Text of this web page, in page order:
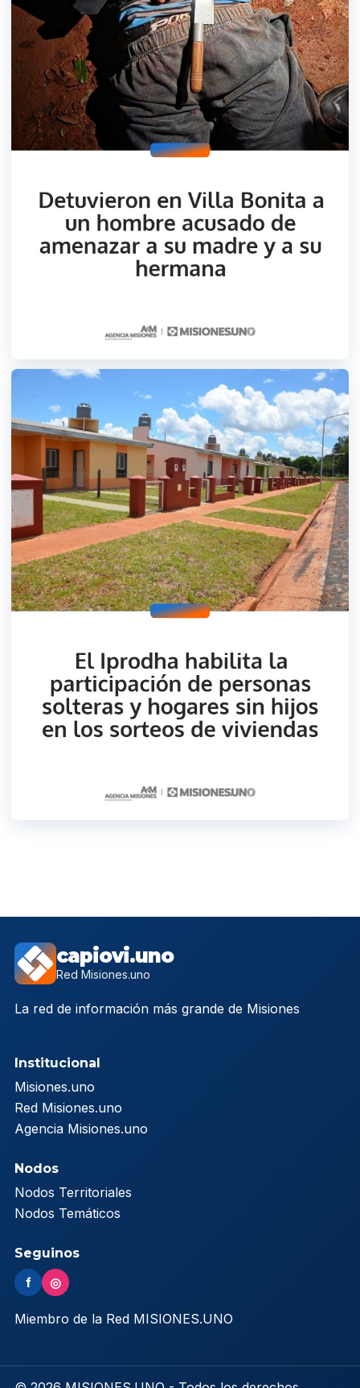
capiovi.uno
Red Misiones.uno
La red de información más grande de Misiones
Institucional
Misiones.uno
Red Misiones.uno
Agencia Misiones.uno
Nodos
Nodos Territoriales
Nodos Temáticos
Seguinos
f ◎
Miembro de la Red MISIONES.UNO